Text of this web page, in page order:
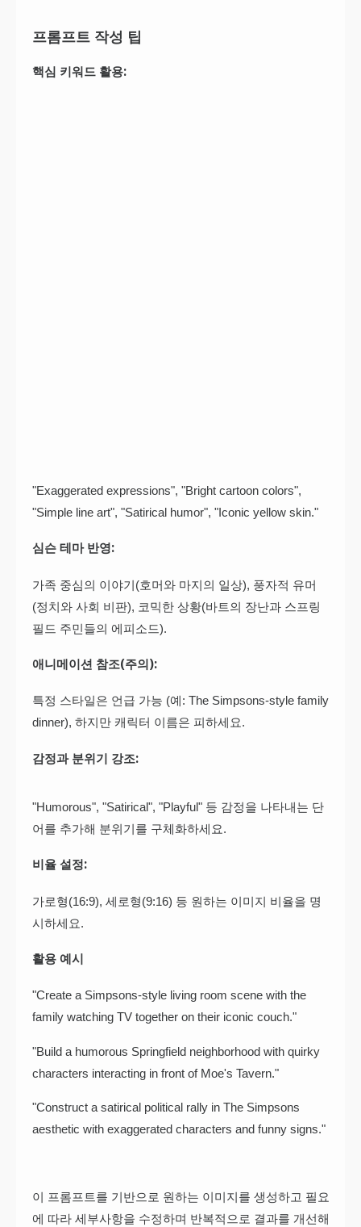
프롬프트 작성 팁
핵심 키워드 활용:
"Exaggerated expressions", "Bright cartoon colors",
"Simple line art", "Satirical humor", "Iconic yellow skin."
심슨 테마 반영:
가족 중심의 이야기(호머와 마지의 일상), 풍자적 유머
(정치와 사회 비판), 코믹한 상황(바트의 장난과 스프링
필드 주민들의 에피소드).
애니메이션 참조(주의):
특정 스타일은 언급 가능 (예: The Simpsons-style family
dinner), 하지만 캐릭터 이름은 피하세요.
감정과 분위기 강조:
"Humorous", "Satirical", "Playful" 등 감정을 나타내는 단
어를 추가해 분위기를 구체화하세요.
비율 설정:
가로형(16:9), 세로형(9:16) 등 원하는 이미지 비율을 명
시하세요.
활용 예시
"Create a Simpsons-style living room scene with the
family watching TV together on their iconic couch."
"Build a humorous Springfield neighborhood with quirky
characters interacting in front of Moe's Tavern."
"Construct a satirical political rally in The Simpsons
aesthetic with exaggerated characters and funny signs."
이 프롬프트를 기반으로 원하는 이미지를 생성하고 필요
에 따라 세부사항을 수정하며 반복적으로 결과를 개선해